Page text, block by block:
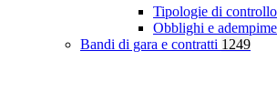
Tipologie di controllo
Obblighi e
Bandi di gara e contratti 1249